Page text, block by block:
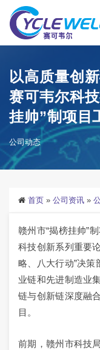
以高质量创
赛可韦尔科
挂帅”制项目
公司动态
首页 » 公司资讯 »
赣州市“揭榜挂帅”
科技创新系列重要
略、八大行动”决
业链和先进制造业
链与创新链深度融
目。
前期，赣州市科技